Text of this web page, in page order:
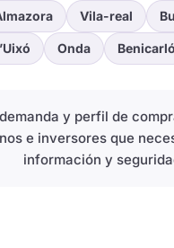
Vila-real
Onda Benicarló
y perfil de
e inversores que
información y